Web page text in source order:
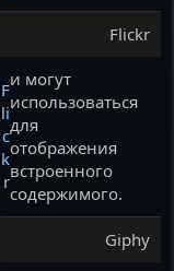
Flickr
F
li
c
k
r
и могут
использоваться
для
отображения
встроенного
содержимого.
Giphy